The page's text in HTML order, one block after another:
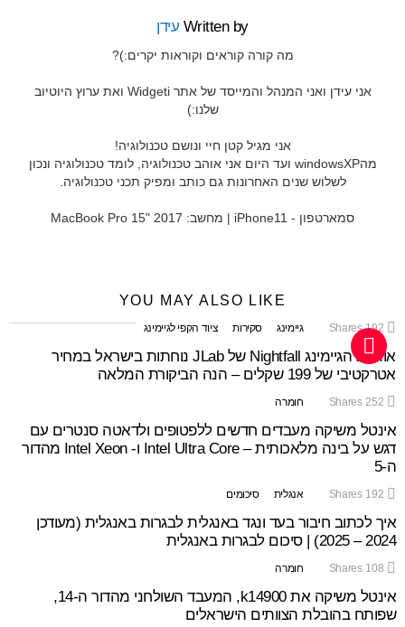
Written by עידן
מה קורה קוראים וקוראות יקרים:)?
אני עידן ואני המנהל והמייסד של אתר Widgeti ואת ערוץ היוטיוב
שלנו:)
אני מגיל קטן חיי ונושם טכנולוגיה!
מהwindowsXP ועד היום אני אוהב טכנולוגיה, לומד טכנולוגיה ונכון
לשלוש שנים האחרונות גם כותב ומפיק תכני טכנולוגיה.
סמארטפון - iPhone11 | מחשב: MacBook Pro 15" 2017
YOU MAY ALSO LIKE
192
Shares גיימינג סקירות ציוד הקפי לגיימינג
אוזניות הגיימינג Nightfall של JLab נוחתות בישראל במחיר
אטרקטיבי של 199 שקלים – הנה הביקורת המלאה
252
Shares חומרה
אינטל משיקה מעבדים חדשים ללפטופים ולדאטה סנטרים עם
דגש על בינה מלאכותית – Intel Ultra Core ו- Intel Xeon מהדור
ה-5
192
Shares אנגלית סיכומים
איך לכתוב חיבור בעד ונגד באנגלית לבגרות באנגלית (מעודכן
2024 – 2025) | סיכום לבגרות באנגלית
108
Shares חומרה
אינטל משיקה את k14900, המעבד השולחני מהדור ה-14,
שפותח בהובלת הצוותים הישראלים